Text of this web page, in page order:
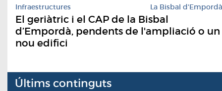
Infraestructures La Bisbal d'Empordà
El geriàtric i el CAP de la Bisbal
d’Empordà, pendents de l'ampliació o un
nou edifici
Últims continguts